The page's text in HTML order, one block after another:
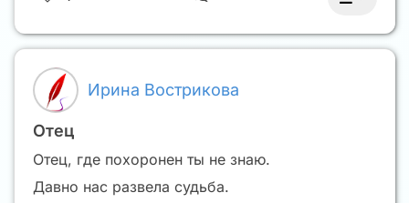
Ирина Вострикова
Отец
Отец, где похоронен ты не знаю.
Давно нас развела судьба.